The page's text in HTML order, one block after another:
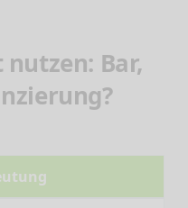
nutzen: Bar,